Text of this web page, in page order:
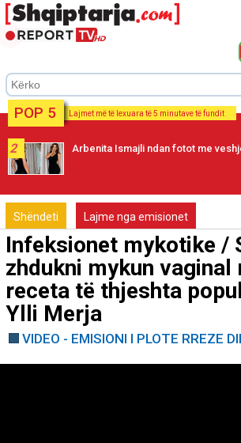
POP 5 Lajmet më të lexuara të 5 minutave të fundit
2 Arbenita Ismajli ndan fotot me
Shëndeti Lajme nga emisionet
Infeksionet mykotike /
zhdukni mykun vaginal
receta të thjeshta
Ylli Merja
VIDEO - EMISIONI I PLOTE RREZE